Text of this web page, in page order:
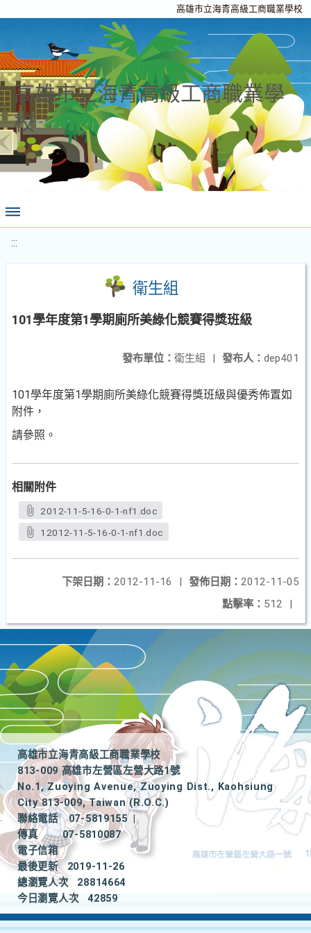
高雄市立海青高級工商職業學校
高雄市立海青高級工商職業學
校
:::
衛生組
101學年度第1學期廁所美綠化競賽得獎班級
發布人： dep401
發布單位： 衛生組 |
101學年度第1學期廁所美綠化競賽得獎班級與優秀佈置如
附件，
請參照。
相關附件
2012-11-5-16-0-1-nf1.doc
12012-11-5-16-0-1-nf1.doc
發佈日期： 2012-11-05
下架日期： 2012-11-16
|
點擊率： 512 |
高雄市立海青高級工商職業學校
813-009 高雄市左營區左營大路1號
No.1, Zuoying Avenue, Zuoying Dist., Kaohsiung
City 813-009, Taiwan (R.O.C.)
聯絡電話
07-5819155
|
傳真
07-5810087
電子信箱
最後更新
2019-11-26
總瀏覽人次
28814664
今日瀏覽人次
42859